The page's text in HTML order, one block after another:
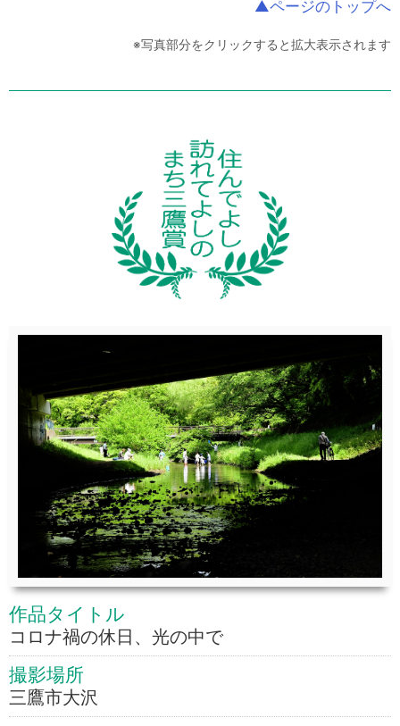
▲ページのトップへ
※写真部分をクリックすると拡大表示されます
作品タイトル
コロナ禍の休日、光の中で
撮影場所
三鷹市大沢